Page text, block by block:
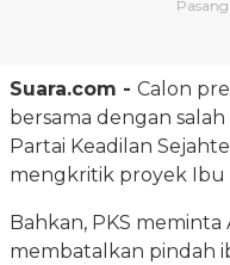
Suara.com - Calon
bersama dengan
Partai Keadilan
mengkritik proyek Ibu
Bahkan, PKS meminta
membatalkan pindah